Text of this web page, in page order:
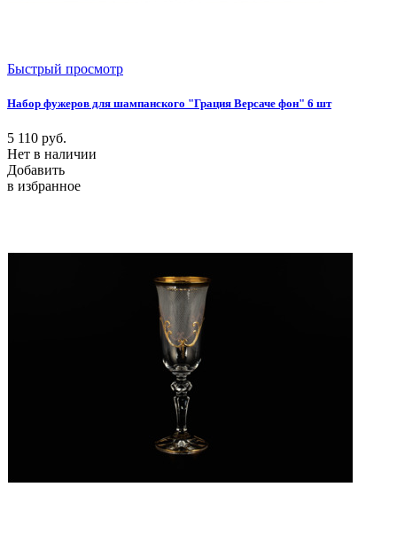
Быстрый просмотр
Набор фужеров для шампанского "Грация Версаче фон" 6 шт
5 110 руб.
Нет в наличии
Добавить
в избранное